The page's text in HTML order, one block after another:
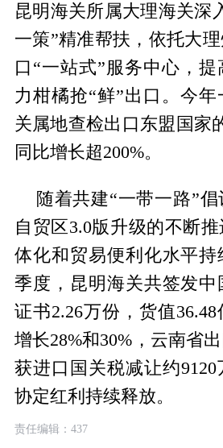
昆明海关所属大理海关深
一策”精准帮扶，依托大
口“一站式”服务中心，
力柑橘抢“鲜”出口。今
关属地查检出口东盟国家
同比增长超200%。
随着共建“一带一路”
自贸区3.0版升级的不断
体化和贸易便利化水平持
季度，昆明海关共签发
证书2.26万份，货值
增长28%和30%，云南省
获进口国关税减让约
协定红利持续释放。
责任编辑：437